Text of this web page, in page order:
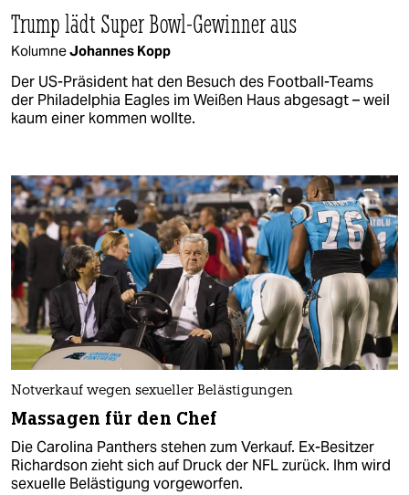
Trump lädt Super Bowl-Gewinner aus
KolumneJohannes Kopp
Der US-Präsident hat den Besuch des Football-Teams
der Philadelphia Eagles im Weißen Haus abgesagt – weil
kaum einer kommen wollte.
Notverkauf wegen sexueller Belästigungen
Massagen für den Chef
Die Carolina Panthers stehen zum Verkauf. Ex-Besitzer
Richardson zieht sich auf Druck der NFL zurück. Ihm wird
sexuelle Belästigung vorgeworfen.